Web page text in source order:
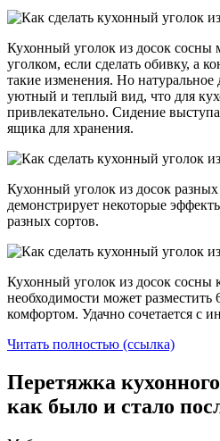
Кухонный уголок из досок сосны
уголком, если сделать обивку, а
такие изменения. Но натуральное
уютный и теплый вид, что для
привлекательно. Сидение
ящика для хранения.
Кухонный уголок из досок разных
демонстрирует некоторые
разных сортов.
Кухонный уголок из досок сосны
необходимости может разместить
комфортом. Удачно сочетается с
Читать полностью (ссылка)
Перетяжка
как было и стало